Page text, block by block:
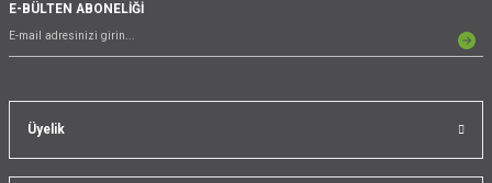
Üyelik
E-BÜLTEN ABONELİĞİ